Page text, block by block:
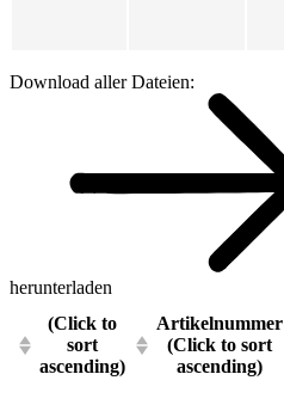
Download aller Dateien:
herunterladen
(Click to
sort
ascending)
Artikelnummer
(Click to sort
ascending)